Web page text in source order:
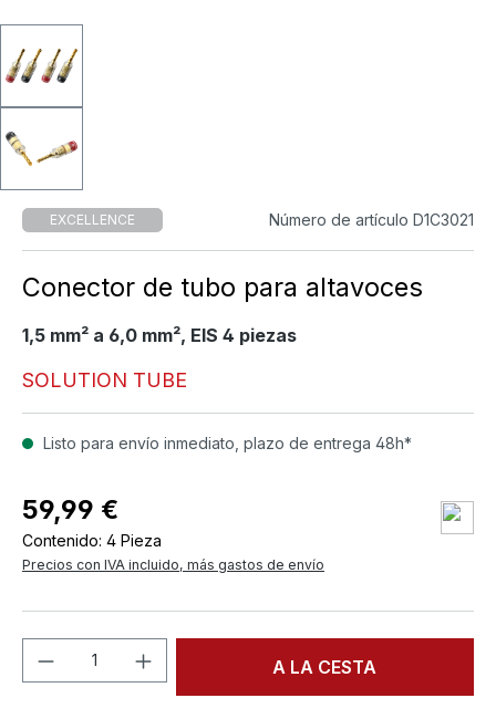
EXCELLENCE Número de artículo D1C3021
Conector de tubo para altavoces
1,5 mm² a 6,0 mm², EIS 4 piezas
SOLUTION TUBE
Listo para envío inmediato, plazo de entrega 48h*
59,99 €
Contenido: 4 Pieza
Precios con IVA incluido, más gastos de envío
Cantidad del producto: introduce la
A LA CESTA